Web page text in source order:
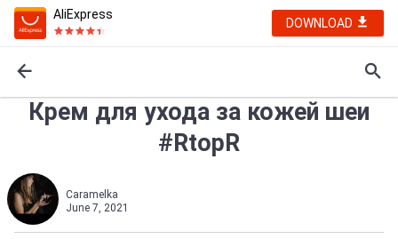
AliExpress
DOWNLOAD
Крем для ухода за кожей шеи
#RtopR
Caramelka
June 7, 2021